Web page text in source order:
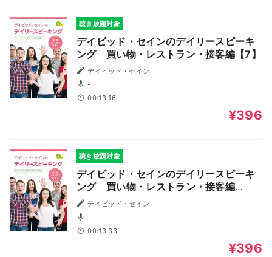
聴き放題対象
デイビッド・セインのデイリースピーキ
ング 買い物・レストラン・接客編【7】
デイビッド・セイン
-
00:13:16
¥396
聴き放題対象
デイビッド・セインのデイリースピーキ
ング 買い物・レストラン・接客編
【11】
デイビッド・セイン
-
00:13:33
¥396